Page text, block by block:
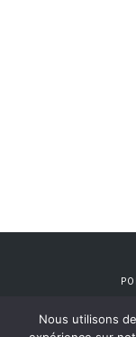
Nous utilisons